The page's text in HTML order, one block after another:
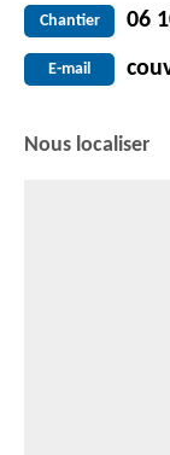
Chantier 06
E-mail
Nous localiser